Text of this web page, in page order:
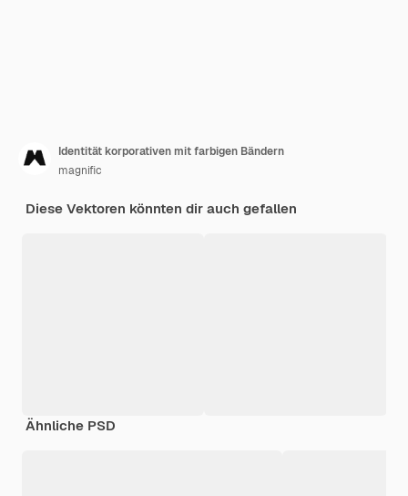
Identität korporativen mit farbigen Bändern
magnific
Diese Vektoren könnten dir auch gefallen
Ähnliche PSD